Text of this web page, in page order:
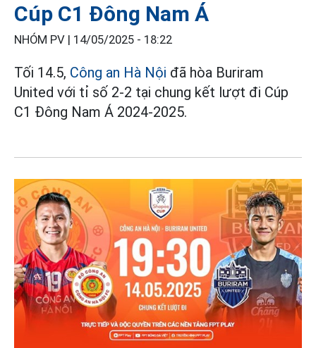
Cúp C1 Đông Nam Á
NHÓM PV | 14/05/2025 - 18:22
Tối 14.5, Công an Hà Nội đã hòa Buriram
United với tỉ số 2-2 tại chung kết lượt đi Cúp
C1 Đông Nam Á 2024-2025.